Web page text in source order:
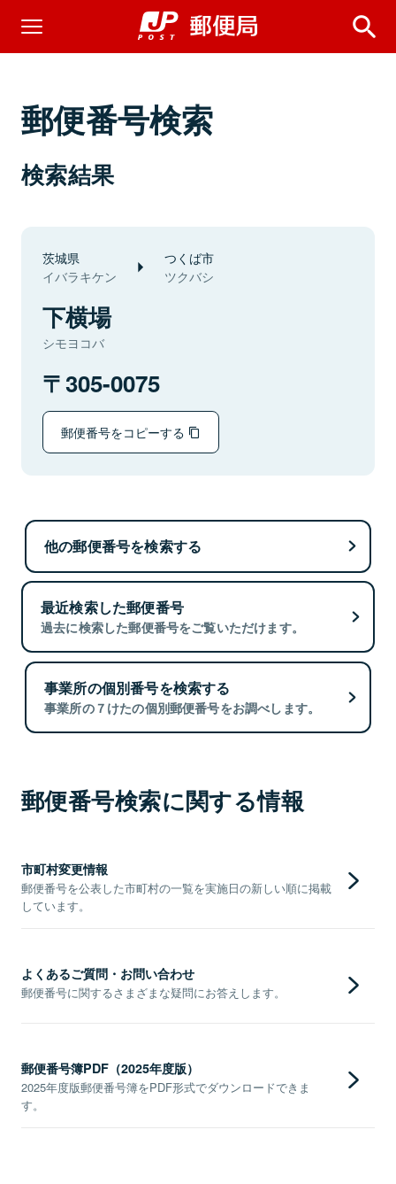
郵便番号検索
検索結果
茨城県
イバラキケン
つくば市
ツクバシ
下横場
シモヨコバ
305-0075
郵便番号をコピーする
他の郵便番号を検索する
最近検索した郵便番号
過去に検索した郵便番号をご覧いただけます。
事業所の個別番号を検索する
事業所の７けたの個別郵便番号をお調べします。
郵便番号検索に関する情報
市町村変更情報
郵便番号を公表した市町村の一覧を実施日の新しい順に掲載
しています。
よくあるご質問・お問い合わせ
郵便番号に関するさまざまな疑問にお答えします。
郵便番号簿PDF（2025年度版）
2025年度版郵便番号簿をPDF形式でダウンロードできま
す。